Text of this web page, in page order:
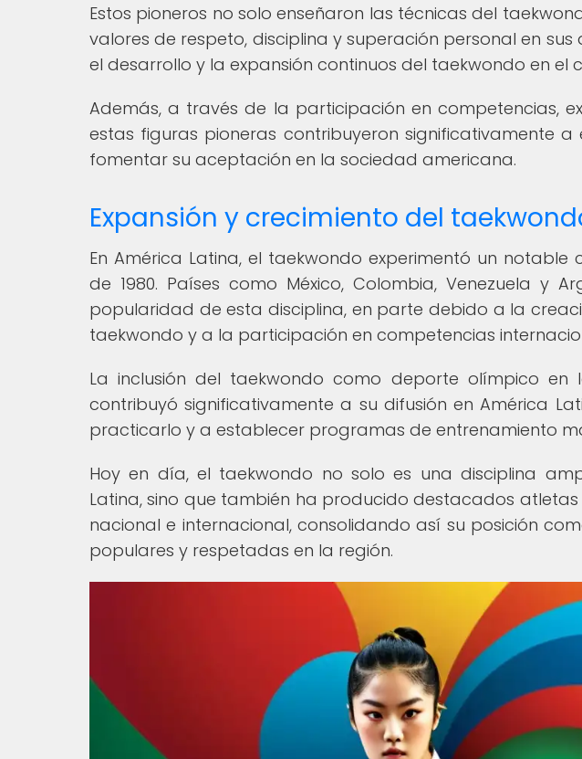
Estos pioneros no solo enseñaron las técnicas del
valores de respeto, disciplina y superación personal en
el desarrollo y la expansión continuos del taekwondo en el
Además, a través de la participación en competencias,
estas figuras pioneras contribuyeron significativamente
fomentar su aceptación en la sociedad americana.
Expansión y crecimiento del
En América Latina, el taekwondo experimentó un
de 1980. Países como México, Colombia, Venezuela y
popularidad de esta disciplina, en parte debido a la
taekwondo y a la participación en competencias
La inclusión del taekwondo como deporte olímpico en
contribuyó significativamente a su difusión en América
practicarlo y a establecer programas de entrenamiento
Hoy en día, el taekwondo no solo es una disciplina
Latina, sino que también ha producido destacados
nacional e internacional, consolidando así su posición
populares y respetadas en la región.